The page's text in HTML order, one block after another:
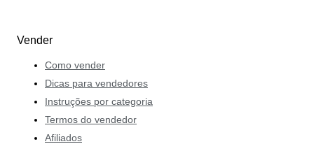
Vender
Como vender
Dicas para vendedores
Instruções por categoria
Termos do vendedor
Afiliados